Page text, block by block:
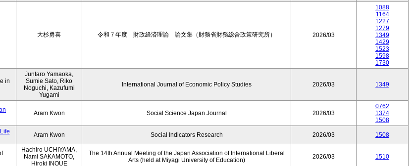
大杉勇喜 令和７年度 財政経済理論 論文集（財務省財務総合政策研究所） 2026/03
1088
1164
1227
1279
1349
1429
1523
1598
1730
in
Juntaro Yamaoka,
Sumie Sato, Riko
Noguchi, Kazufumi
Yugami
International Journal of Economic Policy Studies 2026/03 1349
Aram Kwon Social Science Japan Journal 2026/03
0762
1374
1508
Aram Kwon Social Indicators Research 2026/03 1508
Hachiro UCHIYAMA,
Nami SAKAMOTO,
Hiroki INOUE
The 14th Annual Meeting of the Japan Association of International Liberal
Arts (held at Miyagi University of Education)
2026/03 1510